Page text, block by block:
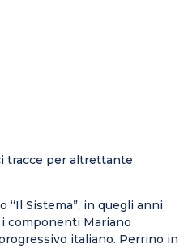
tracce per altrettante
Sistema”, in quegli anni
componenti Mariano
italiano. Perrino in